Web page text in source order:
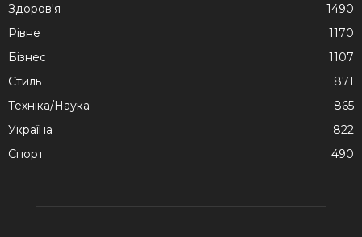
Здоров'я
1490
Рівне
1170
Бізнес
1107
Стиль
871
Техніка/Наука
865
Україна
822
Спорт
490